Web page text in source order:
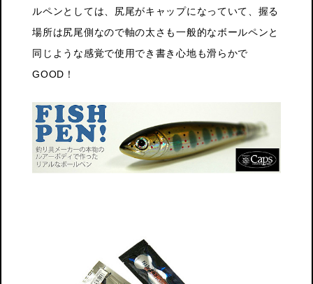
ルペンとしては、尻尾がキャップになっていて、握る
場所は尻尾側なので軸の太さも一般的なボールペンと
同じような感覚で使用でき書き心地も滑らかで
GOOD！